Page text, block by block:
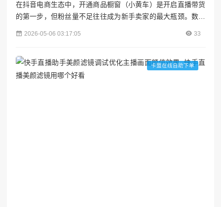
在抖音电商生态中，开通商品橱窗（小黄车）是开启直播带货
的第一步，但粉丝量不足往往成为新手卖家的最大瓶颈。数据
显示，抖音用户日均观看直播时长超100分钟，但转化率与粉
帮助卖家在红海市场中突围。视涨阁#### 一、精准定位：建
立粉丝认知的基石1. **垂直领域深耕**选择与货品强关联...
2026-05-06 03:17:05 33
卡盟在线自助下单